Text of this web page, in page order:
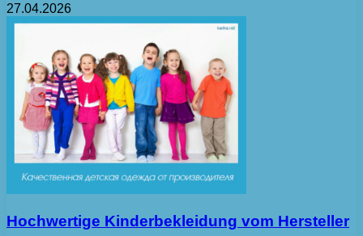
27.04.2026
Hochwertige Kinderbekleidung vom Hersteller